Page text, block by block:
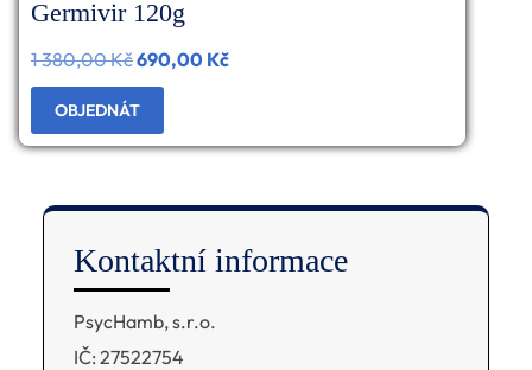
Germivir 120g
1 380,00KčPůvodní
cena
byla:
380,00 Kč.
690,00 KčAktuální
OBJEDNÁT
Kontaktní informace
PsycHamb, s.r.o.
IČ: 27522754